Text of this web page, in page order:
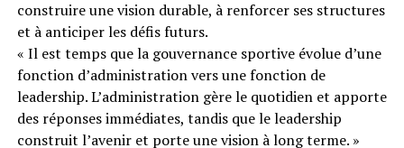
construire une vision durable, à renforcer ses structures
et à anticiper les défis futurs.
« Il est temps que la gouvernance sportive évolue d’une
fonction d’administration vers une fonction de
leadership. L’administration gère le quotidien et apporte
des réponses immédiates, tandis que le leadership
construit l’avenir et porte une vision à long terme. »